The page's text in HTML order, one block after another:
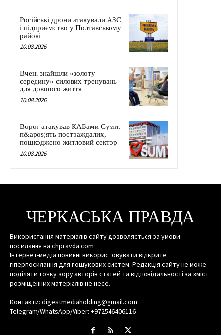
Російські дрони атакували АЗС
і підприємство у Полтавському
районі
10.08.2026
Вчені знайшли «золоту
середину» силових тренувань
для довшого життя
10.08.2026
Ворог атакував КАБами Суми:
п&apos;ять постраждалих,
пошкоджено житловий сектор
10.08.2026
ЧЕРКАСЬКА ПРАВДА
Використання матеріалів сайту дозволяється за умови
посилання на chpravda.com
Інтернет-медіа повинні використовувати відкрите
гіперпосилання для пошукових систем. Редакція сайту не може
поділяти точку зору авторів статей та відповідальності за зміст
розміщенних матеріалів не несе.
Контакти: digestmediaholding@gmail.com
Telegram/WhatsApp/Viber: +972546406116